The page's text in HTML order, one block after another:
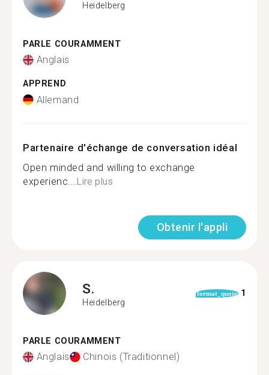
Heidelberg
PARLE COURAMMENT
Anglais
APPREND
Allemand
Partenaire d'échange de conversation idéal
Open minded and willing to exchange
experienc... Lire plus
Obtenir l'appli
S.
Heidelberg
format_quote 1
PARLE COURAMMENT
Anglais Chinois (Traditionnel)